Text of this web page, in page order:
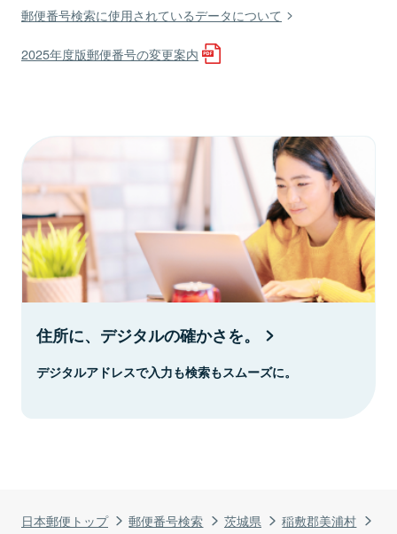
日本郵便トップ 郵便番号検索 茨城県
稲敷郡美浦村
郵便番号検索に使用されているデータについて
2025年度版郵便番号の変更案内
住所に、デジタルの確かさを。
デジタルアドレスで入力も検索もスムーズに。